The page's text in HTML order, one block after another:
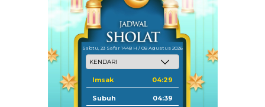
Sabtu, 23 Safar 1448 H / 08 Agustus 2026
Imsak 04:29
Subuh 04:39